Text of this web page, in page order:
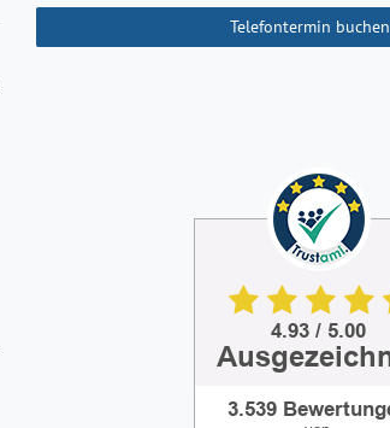
Telefontermin buchen